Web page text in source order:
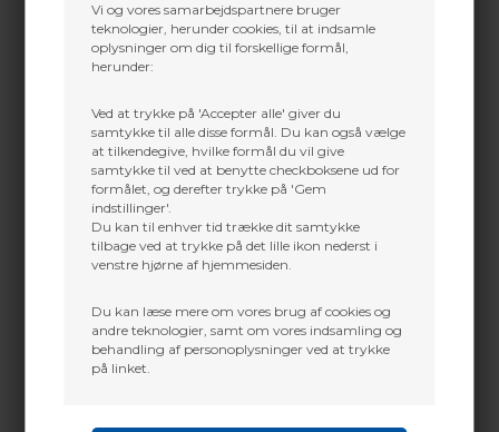
Vi og vores samarbejdspartnere bruger
teknologier, herunder cookies, til at indsamle
oplysninger om dig til forskellige formål,
herunder:
Ved at trykke på 'Accepter alle' giver du
samtykke til alle disse formål. Du kan også vælge
at tilkendegive, hvilke formål du vil give
samtykke til ved at benytte checkboksene ud for
formålet, og derefter trykke på 'Gem
indstillinger'.
Du kan til enhver tid trække dit samtykke
tilbage ved at trykke på det lille ikon nederst i
venstre hjørne af hjemmesiden.
Du kan læse mere om vores brug af cookies og
andre teknologier, samt om vores indsamling og
behandling af personoplysninger ved at trykke
på linket.
EASTON PIN 4MM
DKK
VÆLG VARIANT
EASTON PIN X10
11,70DKK